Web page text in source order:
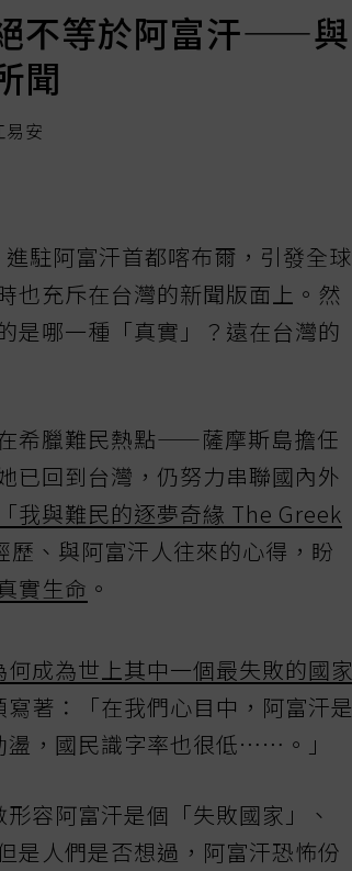
不等於阿富汗——與
聞
安
駐阿富汗首都喀布爾，引發全球
也充斥在台灣的新聞版面上。然
是哪一種「真實」？遠在台灣的
希臘難民熱點——薩摩斯島擔任
已回到台灣，仍努力串聯國內外
「我與難民的逐夢奇緣 The Greek
歷、與阿富汗人往來的心得，盼
實生命 。
何成為世上其中一個最失敗的國家
寫著：「在我們心目中，阿富汗是
，國民識字率也很低⋯⋯。」
容阿富汗是個「失敗國家」、
人們是否想過，阿富汗恐怖份